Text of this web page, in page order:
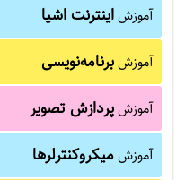
آموزشاینترنت اشیا
آموزشبرنامه‌نویسی
آموزشپردازش تصویر
آموزشمیکروکنترلرها